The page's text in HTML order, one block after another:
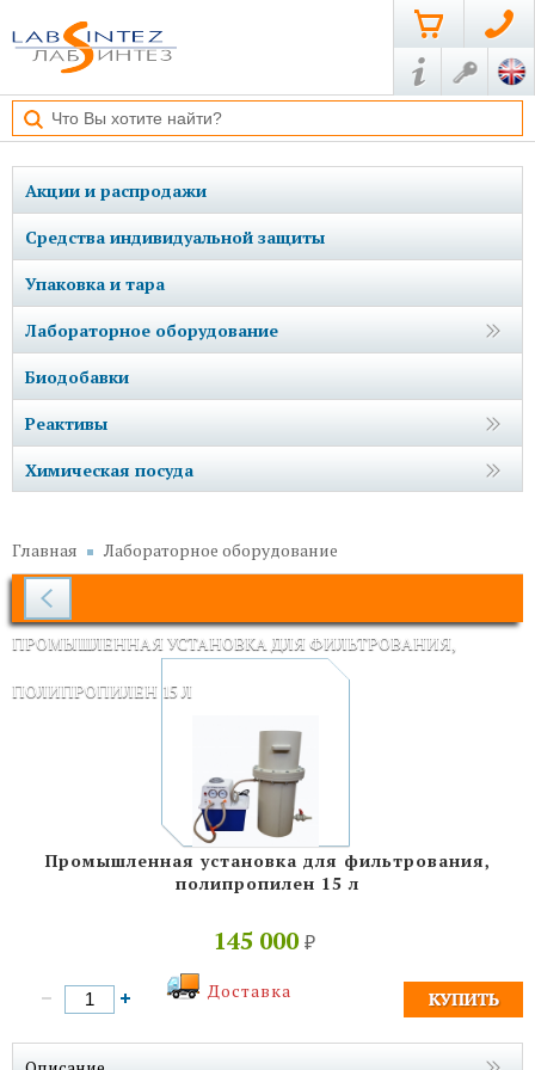
Акции и распродажи
Средства индивидуальной защиты
Упаковка и тара
Лабораторное оборудование
Биодобавки
Реактивы
Химическая посуда
Главная Лабораторное оборудование
ПРОМЫШЛЕННАЯ УСТАНОВКА ДЛЯ ФИЛЬТРОВАНИЯ,
ПОЛИПРОПИЛЕН 15 Л
Промышленная установка для фильтрования,
полипропилен 15 л
145 000 ₽
Доставка